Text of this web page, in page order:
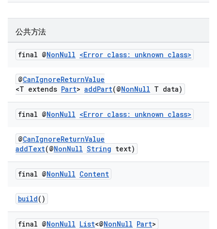
公共方法
final @NonNull <Error class: unknown class>
@CanIgnoreReturnValue
<T extends Part> addPart(@NonNull T data)
final @NonNull <Error class: unknown class>
@CanIgnoreReturnValue
addText(@NonNull String text)
final @NonNull Content
build()
final @NonNull List<@NonNull Part>